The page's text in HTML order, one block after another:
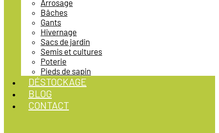
Arrosage
Bâches
Gants
Hivernage
Sacs de jardin
Semis et cultures
Poterie
Pieds de sapin
DÉSTOCKAGE
BLOG
CONTACT